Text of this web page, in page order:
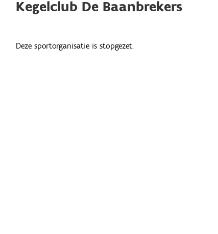
Kegelclub De Baanbrekers
Deze sportorganisatie is stopgezet.